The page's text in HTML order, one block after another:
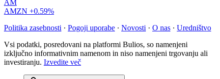
AM
AMZN +0.59%
Politika zasebnosti · Pogoji uporabe · Novosti · O nas · Uredništvo
Vsi podatki, posredovani na platformi Bulios, so namenjeni
izključno informativnim namenom in niso namenjeni trgovanju ali
investiranju. Izvedite več